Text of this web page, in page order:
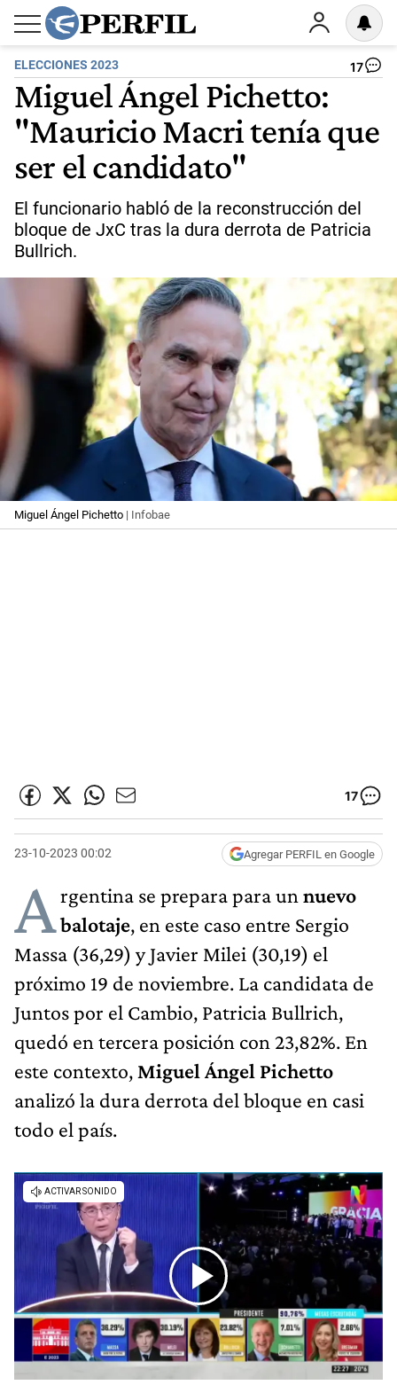
ELECCIONES 2023 17
Miguel Ángel Pichetto:
"Mauricio Macri tenía que
ser el candidato"
El funcionario habló de la reconstrucción del
bloque de JxC tras la dura derrota de Patricia
Bullrich.
Miguel Ángel Pichetto | Infobae
17
23-10-2023 00:02 Agregar PERFIL en Google
Argentina se prepara para un nuevo
balotaje, en este caso entre Sergio
Massa (36,29) y Javier Milei (30,19) el
próximo 19 de noviembre. La candidata de
Juntos por el Cambio, Patricia Bullrich,
quedó en tercera posición con 23,82%. En
este contexto, Miguel Ángel Pichetto
analizó la dura derrota del bloque en casi
todo el país.